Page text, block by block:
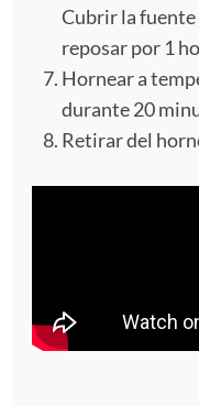
Cubrir la fuente
reposar por 1
Hornear a
durante 20
Retirar del